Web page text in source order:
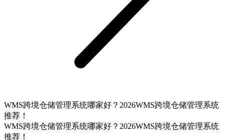
WMS跨境仓储管理系统哪家好？2026WMS跨境仓储管理系统
推荐！
WMS跨境仓储管理系统哪家好？2026WMS跨境仓储管理系统
推荐！